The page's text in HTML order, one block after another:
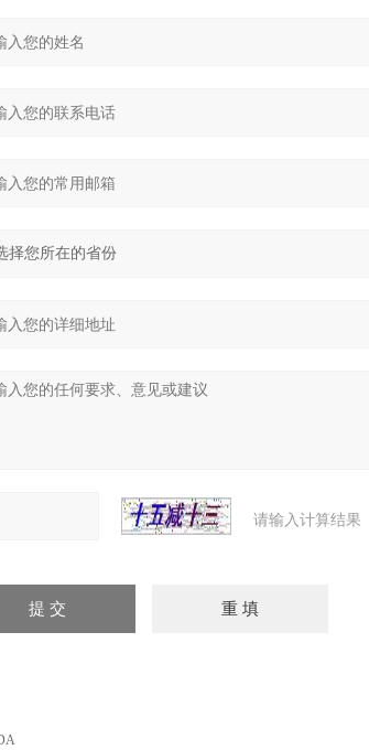
请输入计算结果